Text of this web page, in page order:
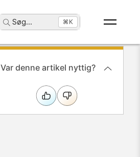
Søg... ⌘K
Var denne artikel nyttig?